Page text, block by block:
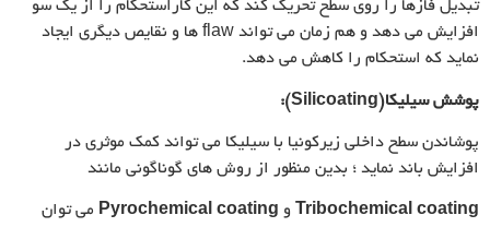
تبدیل فازها را روی سطح تحریک کند که این کاراستحکام را از یک سو
افزایش می دهد و هم زمان می تواند flaw ها و نقایص دیگری ایجاد
نماید که استحکام را کاهش می دهد.
پوشش سیلیکا(Silicoating)
:
پوشاندن سطح داخلی زیرکونیا با سیلیکا می تواند کمک موثری در
افزایش باند نماید ؛ بدین منظور از روش های گوناگونی مانند
Tribochemical coating و Pyrochemical coating
می توان